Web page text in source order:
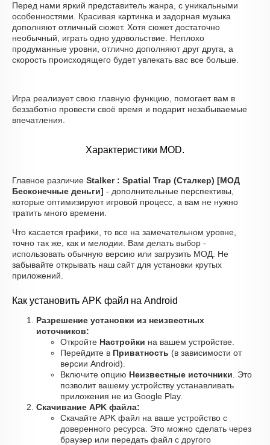
Перед нами яркий представитель жанра, с уникальными
особенностями. Красивая картинка и задорная музыка
дополняют отличный сюжет. Хотя сюжет достаточно
необычный, играть одно удовольствие. Неплохо
продуманные уровни, отлично дополняют друг друга, а
скорость происходящего будет увлекать вас все больше.
Игра реализует свою главную функцию, помогает вам в
беззаботно провести своё время и подарит незабываемые
впечатления.
Характеристики MOD.
Главное различие Stalker : Spatial Trap (Сталкер) [МОД
Бесконечные деньги] - дополнительные перспективы,
которые оптимизируют игровой процесс, а вам не нужно
тратить много времени.
Что касается графики, то все на замечательном уровне,
точно так же, как и мелодии. Вам делать выбор -
использовать обычную версию или загрузить МОД. Не
забывайте открывать наш сайт для установки крутых
приложений.
Как установить APK файл на Android
Разрешение установки из неизвестных
источников:
Откройте Настройки на вашем устройстве.
Перейдите в Приватность (в зависимости от
версии Android).
Включите опцию Неизвестные источники . Это
позволит вашему устройству устанавливать
приложения не из Google Play.
Скачивание APK файла:
Скачайте APK файл на ваше устройство с
доверенного ресурса. Это можно сделать через
браузер или передать файл с другого